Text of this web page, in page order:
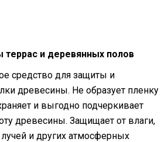
и деревянных полов
средство для защиты и
древесины. Не образует пленку
и выгодно подчеркивает
древесины. Защищает от влаги,
и других атмосферных